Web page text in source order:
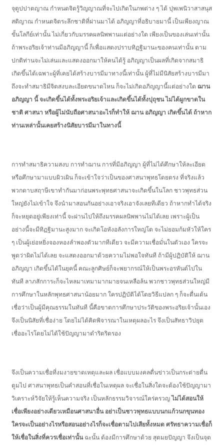
จุตูปปาตญาณ กำหนดจิตรู้วิญญาณที่จะไปเกิดในภพต่าง ๆ ได้ ปุพเพนิวาสาสนุส
สติญาณ กำหนดจิตระลึกชาติที่ผ่านมาได้ อภิญญาที่อธิบายมานี้ เป็นเพียงญาณ
ขั้นโลกีย์เท่านั้น ไม่เกี่ยวกับมรรคผลนิพพานแต่อย่างใด เพียงเป็นของเล่นเท่านั้น
ถ้าพระอริยเจ้าท่านมีอภิญญานี้ ก็เพื่อแสดงปราบทิฏฐิมานะของคนเท่านั้น ตาม
ปกติท่านจะไม่เล่นและแสดงออกมาให้คนได้รู้ อภิญญาเป็นผลที่เกิดจากสมาธิ
เกิดขึ้นได้เฉพาะผู้ที่เคยได้สร้างบารมีมาทางนี้เท่านั้น ผู้ที่ไม่มีนิสัยสร้างบารมีมา
ถึงจะทำสมาธิมีจิตสงบละเอียดขนาดไหน ก็จะไม่เกิดอภิญญานี้แต่อย่างใด ฌาน
อภิญญา นี้ จะเกิดขึ้นได้ทั้งพระอริยเจ้าและเกิดขึ้นได้ทั้งปุถุชน ไม่ได้ผูกขาดใน
ชาติ ศาสนา หรือผู้ไม่นับถือศาสนาอะไรก็ทำให้ ฌาน อภิญญา เกิดขึ้นได้ ถ้าหาก
ท่านเหล่านั้นเคยสร้างนิสัยบารมีมาในทางนี้
การทำสมาธิความสงบ การทำฌาน การที่มีอภิญญา ผู้ที่ไม่ได้ศึกษาให้ละเอียด
หรือศึกษามาแบบผิวเผิน ก็จะเข้าใจว่าเป็นของศาสนาพุทธโดยตรง ที่จริงแล้ว
พวกดาบสฤาษีเขาทำกันมาก่อนพระพุทธศาสนาจะเกิดขึ้นในโลก ชาวพุทธส่วน
ใหญ่ยังไม่เข้าใจ จึงนำมาสอนกันอย่างเอาจริงเอาจังเลยทีเดียว ถ้าหากทำได้จริง
ก็จะหยุดอยู่เพียงเท่านี้ จะผ่านไปให้ถึงมรรคผลนิพพานไม่ได้เลย เพราะผู้เป็น
อย่างนี้จะมีทิฏฐิมานะสูงมาก จะเกิดโอหังอลังการใหญ่โต จะไม่ยอมก้มหัวให้ใคร
ๆ เป็นผู้เย่อหยิ่งจองหองลำพองตัวมากทีเดียว จะมีความเชื่อมั่นในตัวเอง ใครจะ
พูดว่าผิดไม่ได้เลย จะแสดงออกมาด้วยความไม่พอใจทันที ถ้ามีผู้ปฏิบัติให้ ฌาน
อภิญญา เกิดขึ้นได้ในยุคนี้ คณะลูกศิษย์ก็จะพยากรณ์ให้เป็นพระอรหันต์ไปใน
ทันที ลาภสักการะก็จะไหลมาเทมามากมายจนเหลือล้น พวกชาวพุทธส่วนใหญ่มี
การศึกษาในหลักพุทธศาสนาน้อยมาก ใครปฏิบัติได้โดยวิธีแปลก ๆ ก็จะตื่นเต้น
เชื่อว่าเป็นผู้มีคุณธรรมในทันที นี้คือขาดการศึกษาประวัติของพระอริยเจ้านั้นเอง
จึงเป็นนิสัยที่เชื่อง่าย โดยไม่ได้คิดพิจารณาในเหตุผลอะไร จึงเป็นสัทธาวิปยุต
เชื่ออะไรโดยไม่ได้ใช้ปัญญามาดำริตริตรอง
จึงเป็นความเชื่อที่งมงายขาดเหตุและผล เชื่อแบบมงคลตื่นข่าวเป็นกระต่ายตื่น
ตูมไป ศาสนาพุทธเป็นคำสอนที่เชื่อในเหตุผล จะเชื่อในสิ่งใดจะต้องใช้ปัญญามา
วิเคราะห์วิจัยให้รู้เห็นความจริง เป็นหลักธรรมวิจารณ์ใคร่ครวญ ไม่ได้สอนให้
เชื่อเพียงอย่างเดียวเหมือนศาสนาอื่น อย่าเป็นชาวพุทธแบบนกแก้วนกขุนทอง
ใครจะเป็นอย่างไรหรือสอนอย่างไรก็จะเชื่อตามไปเสียทั้งหมด ศรัทธาความเชื่อก็
ให้เชื่อในสิ่งที่ควรเชื่อเท่านั้น ฉะนั้น ต้องมีการศึกษาด้วย สุตมยปัญญา จึงเป็นจุด